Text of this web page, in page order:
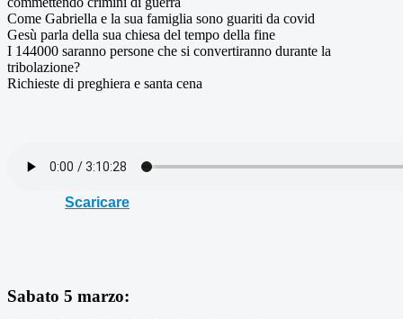
Come Gabriella e la sua famiglia sono guariti da covid
Gesù parla della sua chiesa del tempo della fine
I 144000 saranno persone che si convertiranno durante la
tribolazione?
Richieste di preghiera e santa cena
Scaricare
Sabato 5 marzo: